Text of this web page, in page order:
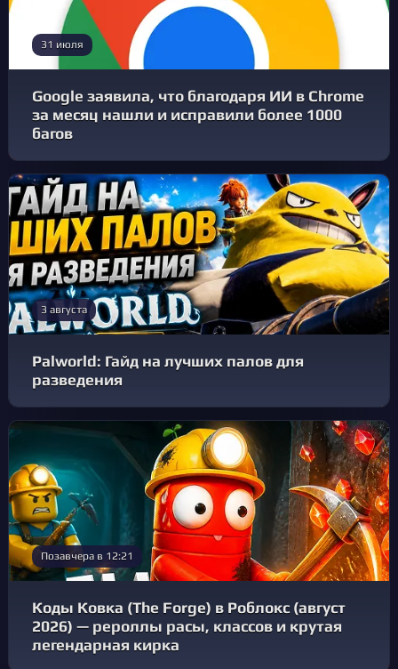
31 июля
Google заявила, что благодаря ИИ в Chrome
за месяц нашли и исправили более 1000
багов
3 августа
Palworld: Гайд на лучших палов для
разведения
Позавчера в 12:21
Коды Ковка (The Forge) в Роблокс (август
2026) — рероллы расы, классов и крутая
легендарная кирка